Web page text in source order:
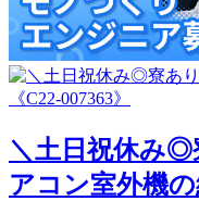
＼土日祝休み◎
アコン室外機の